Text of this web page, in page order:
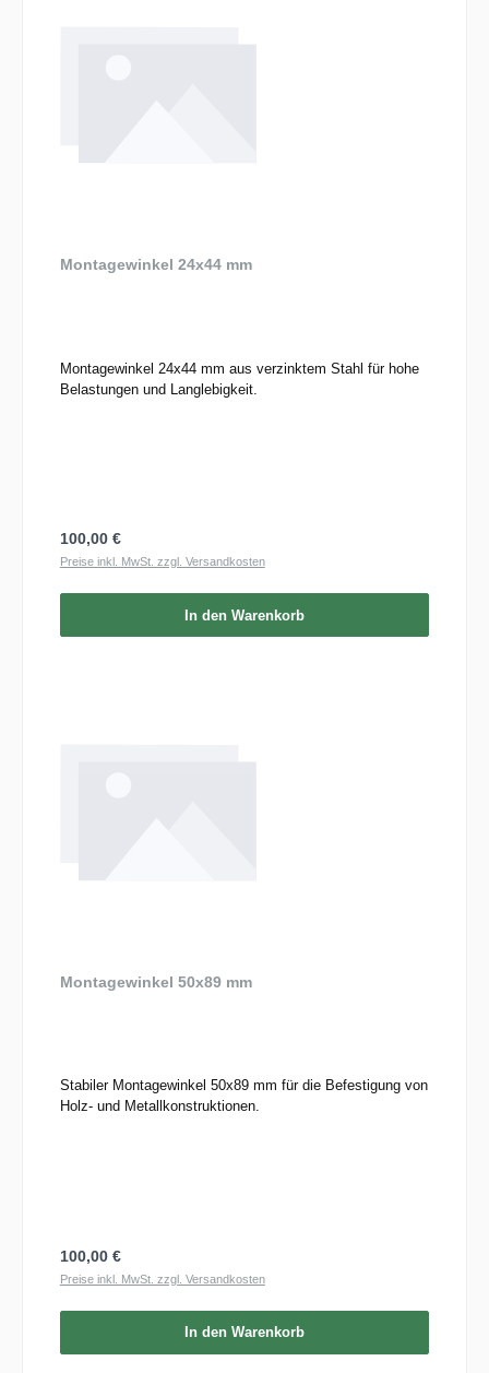
Montagewinkel 24x44 mm
Montagewinkel 24x44 mm aus verzinktem Stahl für hohe
Belastungen und Langlebigkeit.
Regulärer Preis:
100,00 €
Preise inkl. MwSt. zzgl. Versandkosten
In den Warenkorb
Montagewinkel 50x89 mm
Stabiler Montagewinkel 50x89 mm für die Befestigung von
Holz- und Metallkonstruktionen.
Regulärer Preis:
100,00 €
Preise inkl. MwSt. zzgl. Versandkosten
In den Warenkorb